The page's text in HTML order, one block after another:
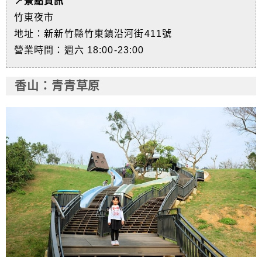
竹東夜市
地址：新新竹縣竹東鎮沿河街411號
營業時間：週六 18:00-23:00
香山 ：青青草原